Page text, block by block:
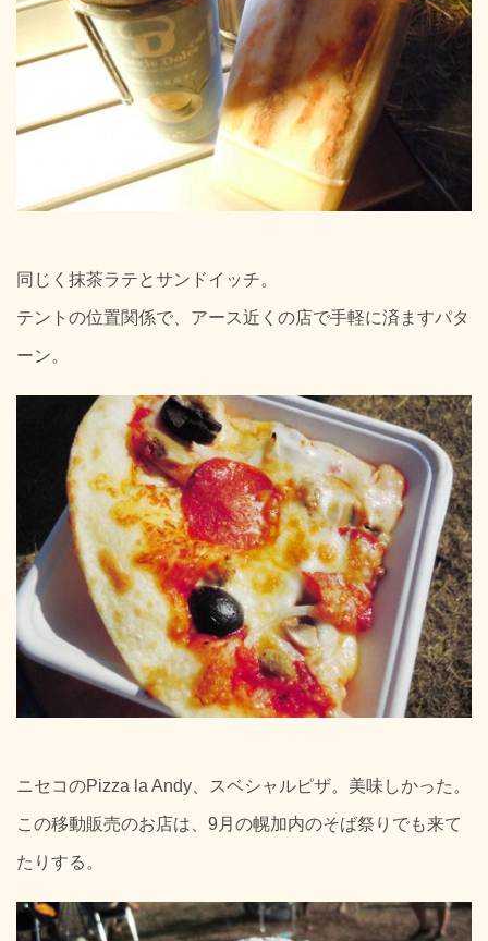
同じく抹茶ラテとサンドイッチ。
テントの位置関係で、アース近くの店で手軽に済ますパタ
ーン。
ニセコのPizza la Andy、スベシャルピザ。美味しかった。
この移動販売のお店は、9月の幌加内のそば祭りでも来て
たりする。